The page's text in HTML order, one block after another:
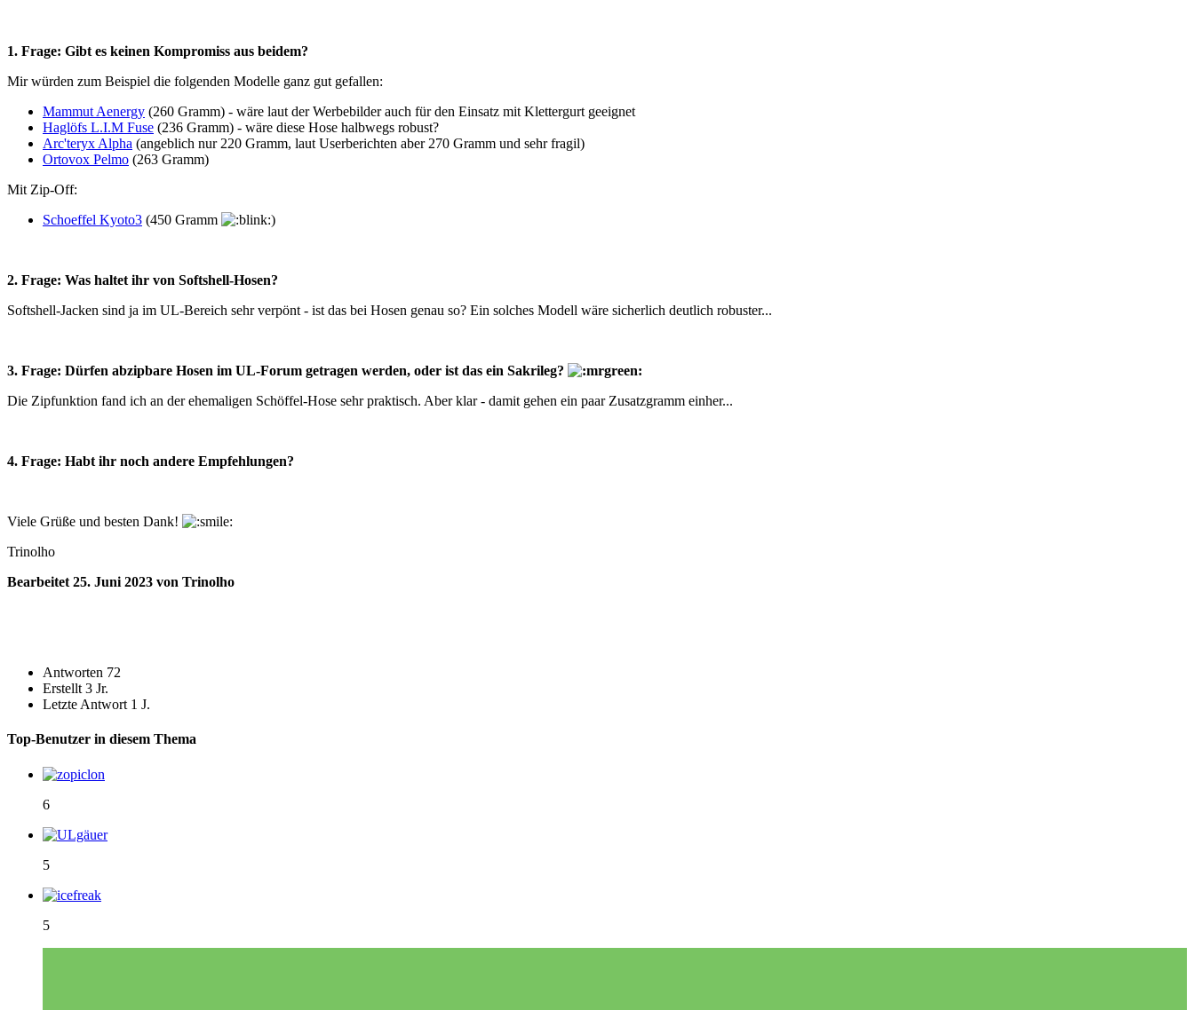
1. Frage: Gibt es keinen Kompromiss aus beidem?
Mir würden zum Beispiel die folgenden Modelle ganz gut gefallen:
Mammut Aenergy (260 Gramm) - wäre laut der Werbebilder auch für den Einsatz mit Klettergurt geeignet
Haglöfs L.I.M Fuse (236 Gramm) - wäre diese Hose halbwegs robust?
Arc'teryx Alpha (angeblich nur 220 Gramm, laut Userberichten aber 270 Gramm und sehr fragil)
Ortovox Pelmo (263 Gramm)
Mit Zip-Off:
Schoeffel Kyoto3 (450 Gramm )
2. Frage: Was haltet ihr von Softshell-Hosen?
Softshell-Jacken sind ja im UL-Bereich sehr verpönt - ist das bei Hosen genau so? Ein solches Modell wäre sicherlich deutlich robuster...
3. Frage: Dürfen abzipbare Hosen im UL-Forum getragen werden, oder ist das ein Sakrileg?
Die Zipfunktion fand ich an der ehemaligen Schöffel-Hose sehr praktisch. Aber klar - damit gehen ein paar Zusatzgramm einher...
4. Frage: Habt ihr noch andere Empfehlungen?
Viele Grüße und besten Dank!
Trinolho
Bearbeitet 25. Juni 2023 von Trinolho
Antworten 72
Erstellt 3 Jr.
Letzte Antwort 1 J.
Top-Benutzer in diesem Thema
6
5
5